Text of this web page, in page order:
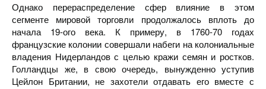
Однако перераспределение сфер влияние в этом
сегменте мировой торговли продолжалось вплоть до
начала 19-ого века. К примеру, в 1760-70 годах
французские колонии совершали набеги на колониальные
владения Нидерландов с целью кражи семян и ростков.
Голландцы же, в свою очередь, вынужденно уступив
Цейлон Британии, не захотели отдавать его вместе с